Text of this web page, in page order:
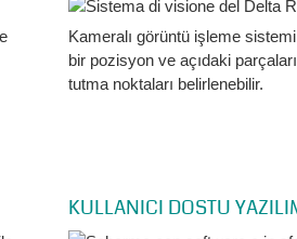
Kameralı görüntü işleme
bir pozisyon ve açıdaki
tutma noktaları belirlenebilir.
KULLANICI DOSTU